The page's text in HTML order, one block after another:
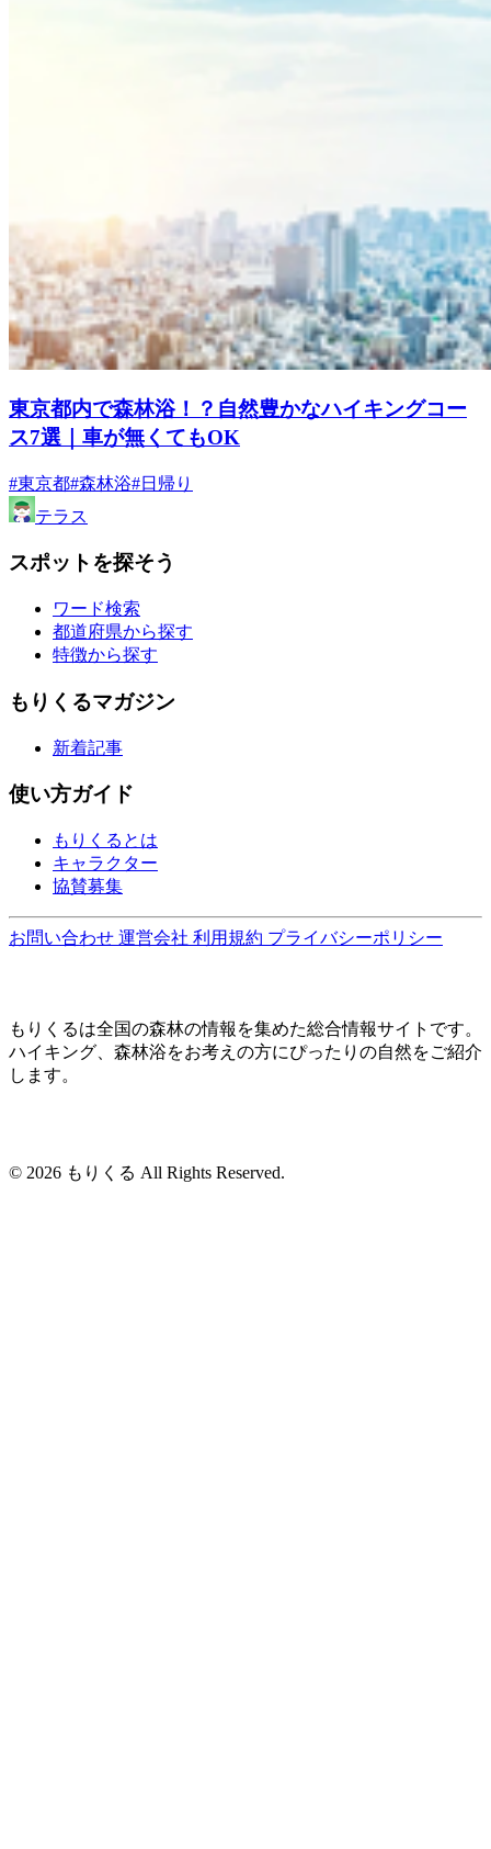
東京都内で森林浴！？自然豊かなハイキングコー
ス7選｜車が無くてもOK
#東京都#森林浴#日帰り
テラス
スポットを探そう
ワード検索
都道府県から探す
特徴から探す
もりくるマガジン
新着記事
使い方ガイド
もりくるとは
キャラクター
協賛募集
お問い合わせ 運営会社 利用規約 プライバシーポリシー
もりくるは全国の森林の情報を集めた総合情報サイトです。
ハイキング、森林浴をお考えの方にぴったりの自然をご紹介
します。
© 2026 もりくる All Rights Reserved.